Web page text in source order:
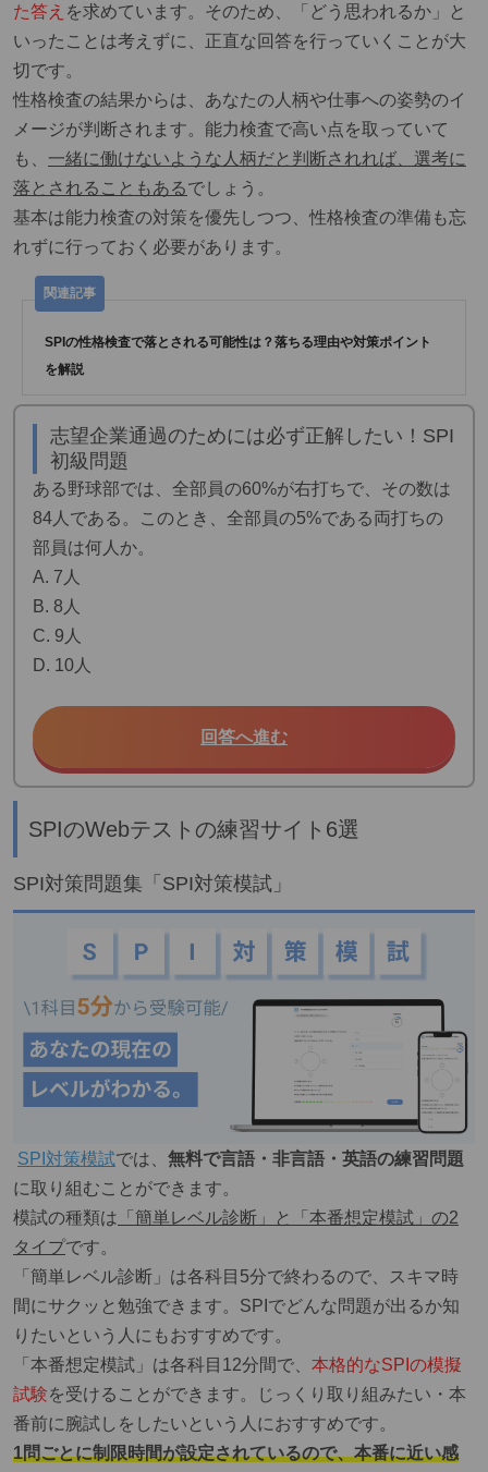
た答え を求めています。そのため、「どう思われるか」と
いったことは考えずに、正直な回答を行っていくことが大
切です。
性格検査の結果からは、あなたの人柄や仕事への姿勢のイ
メージが判断されます。能力検査で高い点を取っていて
も、 一緒に働けないような人柄だと判断されれば、選考に
落とされることもあるでしょう。
基本は能力検査の対策を優先しつつ、性格検査の準備も忘
れずに行っておく必要があります。
SPIの性格検査で落とされる可能性は？落ちる理由や対策ポイント
を解説
志望企業通過のためには必ず正解したい！SPI
初級問題
ある野球部では、全部員の60%が右打ちで、その数は
84人である。このとき、全部員の5%である両打ちの
部員は何人か。
A. 7人
B. 8人
C. 9人
D. 10人
回答へ進む
SPIのWebテストの練習サイト6選
SPI対策問題集「SPI対策模試」
SPI対策模試では、 無料で言語・非言語・英語の練習問題
に取り組むことができます。
模試の種類は 「簡単レベル診断」と「本番想定模試」の2
タイプです。
「簡単レベル診断」は各科目5分で終わるので、スキマ時
間にサクッと勉強できます。SPIでどんな問題が出るか知
りたいという人にもおすすめです。
「本番想定模試」は各科目12分間で、 本格的なSPIの模擬
試験を受けることができます。じっくり取り組みたい・本
番前に腕試しをしたいという人におすすめです。
1問ごとに制限時間が設定されているので、本番に近い感